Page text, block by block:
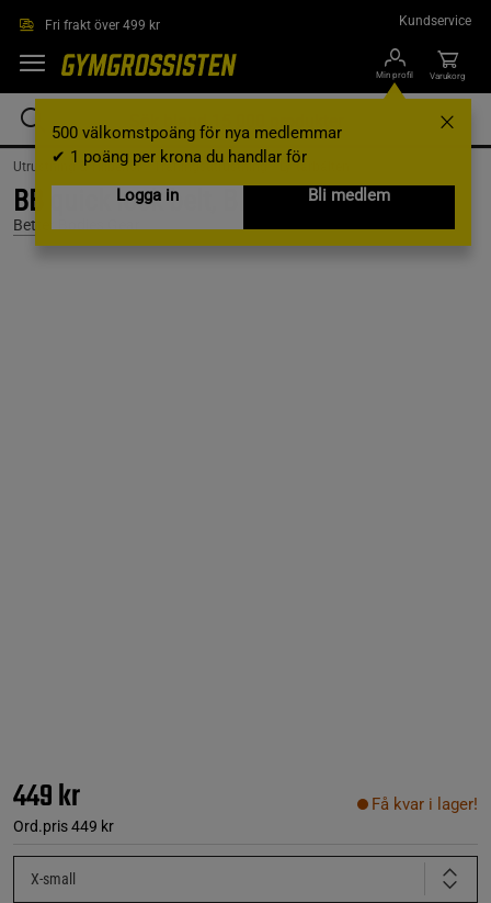
Fri frakt över 499 kr Kundservice
Min profil
500 välkomstpoäng för nya medlemmar
✔ 1 poäng per krona du handlar för
Logga in
Bli medlem
Varukorg
Utrustning & Tillbehör / Träningsutrustning / Lyftarbälten
BB quick lock belt, Black/White, XS
Better Bodies Gear
449 kr
Ord.pris449 kr
Få kvar i lager!
X-small